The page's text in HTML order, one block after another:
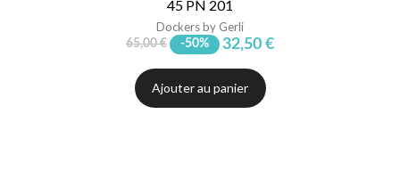
45 PN 201
Dockers by Gerli
65,00 € -50% 32,50 €
Ajouter au panier